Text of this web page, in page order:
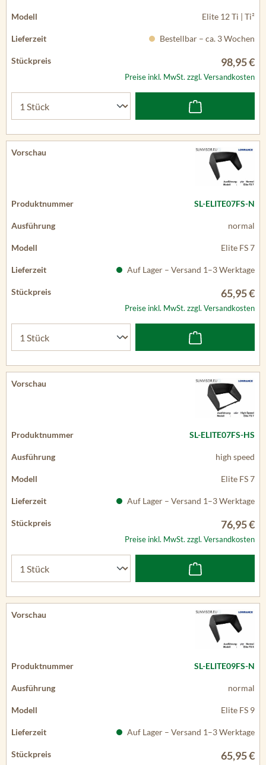
Elite 12 Ti | Ti²
Bestellbar – ca. 3 Wochen
98,95 €
Preise inkl. MwSt. zzgl. Versandkosten
SL-ELITE07FS-N
normal
Elite FS 7
Auf Lager – Versand 1–3 Werktage
65,95 €
Preise inkl. MwSt. zzgl. Versandkosten
SL-ELITE07FS-HS
high speed
Elite FS 7
Auf Lager – Versand 1–3 Werktage
76,95 €
Preise inkl. MwSt. zzgl. Versandkosten
SL-ELITE09FS-N
normal
Elite FS 9
Auf Lager – Versand 1–3 Werktage
65,95 €